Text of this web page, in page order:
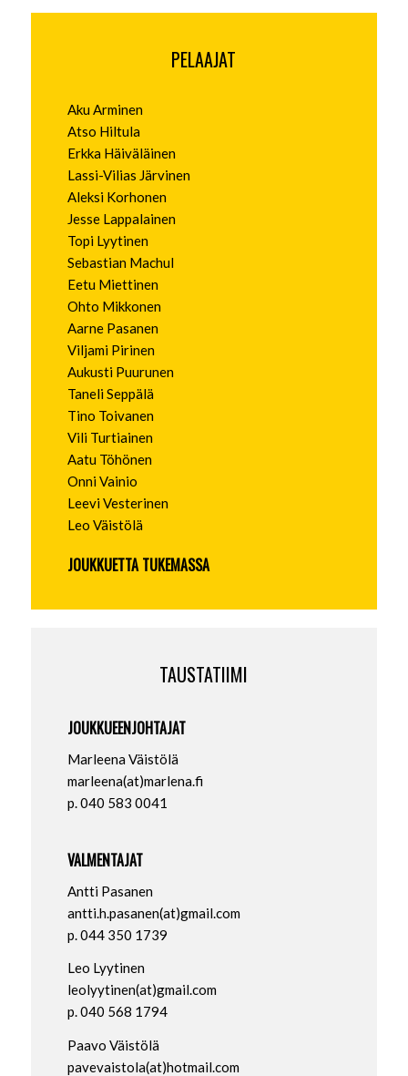
PELAAJAT
Aku Arminen
Atso Hiltula
Erkka Häiväläinen
Lassi-Vilias Järvinen
Aleksi Korhonen
Jesse Lappalainen
Topi Lyytinen
Sebastian Machul
Eetu Miettinen
Ohto Mikkonen
Aarne Pasanen
Viljami Pirinen
Aukusti Puurunen
Taneli Seppälä
Tino Toivanen
Vili Turtiainen
Aatu Töhönen
Onni Vainio
Leevi Vesterinen
Leo Väistölä
JOUKKUETTA TUKEMASSA
TAUSTATIIMI
JOUKKUEENJOHTAJAT
Marleena Väistölä
marleena(at)marlena.fi
p. 040 583 0041
VALMENTAJAT
Antti Pasanen
antti.h.pasanen(at)gmail.com
p. 044 350 1739
Leo Lyytinen
leolyytinen(at)gmail.com
p. 040 568 1794
Paavo Väistölä
pavevaistola(at)hotmail.com